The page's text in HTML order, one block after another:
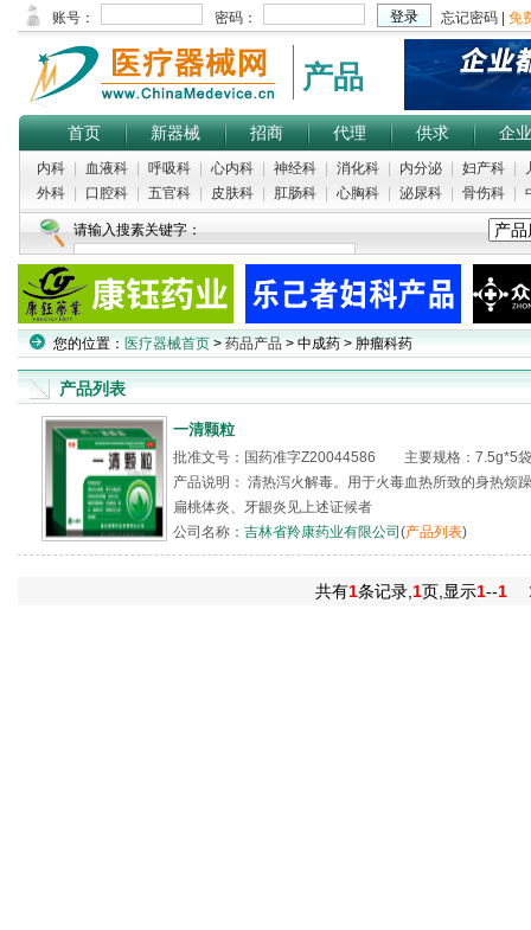
产品
首页 新器械 招商 代理 供求 企业
内科 血液科 呼吸科 心内科 神经科 消化科 内分泌 妇产科
外科
口腔科 五官科 皮肤科 肛肠科 心胸科 泌尿科 骨伤科
请输入搜素关键字：
您的位置： 医疗器械首页 > 药品产品 > 中成药 > 肿瘤科药
产品列表
一清颗粒
批准文号：国药准字Z20044586 主要规格：7.5g*5
产品说明： 清热泻火解毒。用于火毒血热所致的身热烦
扁桃体炎、牙龈炎见上述证候者
公司名称： 吉林省羚康药业有限公司 (产品列表)
共有1条记录,1页,显示1--1